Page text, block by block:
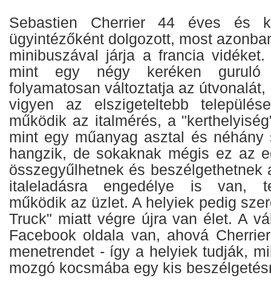
Sebastien Cherrier 44 éves és
ügyintézőként dolgozott, most
minibuszával járja a francia
mint egy négy keréken guruló
folyamatosan változtatja az
vigyen az elszigeteltebb
működik az italmérés, a
mint egy műanyag asztal és néhány
hangzik, de sokaknak mégis ez az
összegyűlhetnek és beszélgethetnek
italeladásra engedélye is van,
működik az üzlet. A helyiek pedig
Truck" miatt végre újra van élet. A
Facebook oldala van, ahová
menetrendet - így a helyiek tudják,
mozgó kocsmába egy kis